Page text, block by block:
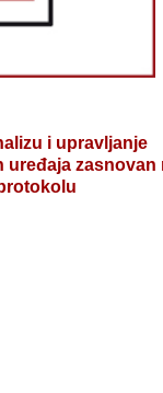
i upravljanje
uređaja zasnovan